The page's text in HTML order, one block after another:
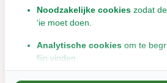
Speers Hoff Timothee
Noodzakelijke cookies zodat
‘ie moet doen.
Analytische cookies om te
fijn vinden.
Marketingcookiesom jou